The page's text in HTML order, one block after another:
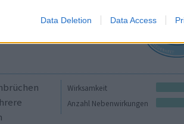
Data Deletion Data Access
Wirksamkeit
Anzahl Nebenwirkungen